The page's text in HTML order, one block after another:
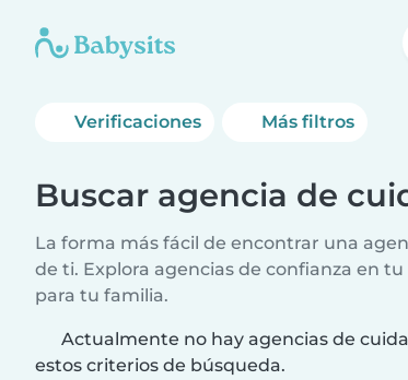
Verificaciones Más filtros
Buscar agencia de
La forma más fácil de encontrar una
de ti. Explora agencias de confianza en
para tu familia.
Actualmente no hay agencias de
estos criterios de búsqueda.